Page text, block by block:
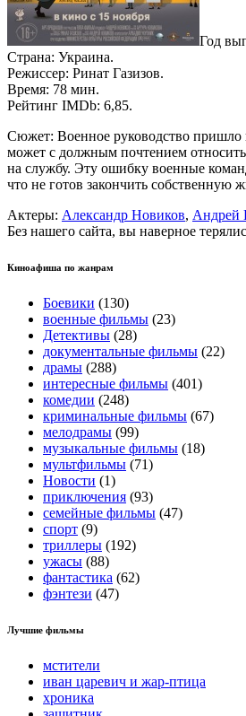
Год
Страна: Украина.
Режиссер: Ринат Газизов.
Время: 78 мин.
Рейтинг IMDb: 6,85.
Сюжет: Военное руководство пришло
может с должным почтением
на службу. Эту ошибку военные
что не готов закончить
Актеры: Александр Новиков, Андрей
Без нашего сайта, вы наверное
Киноафиша по жанрам
Боевики (130)
военные фильмы (23)
Детективы (28)
документальные фильмы (22)
драмы (288)
интересные фильмы (401)
комедии (248)
криминальные фильмы (67)
мелодрамы (99)
музыкальные фильмы (18)
мультфильмы (71)
Новости (1)
приключения (93)
семейные фильмы (47)
спорт (9)
триллеры (192)
ужасы (88)
фантастика (62)
фэнтези (47)
Лучшие фильмы
мстители
иван царевич и жар-птица
хроника